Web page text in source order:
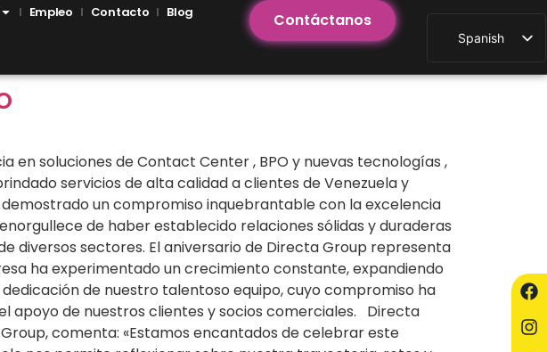
Contáctanos
Spanish
Empleo Contacto Blog
soluciones de Contact Center , BPO y nuevas tecnologías ,
servicios de alta calidad a clientes de Venezuela y
un compromiso inquebrantable con la excelencia
de haber establecido relaciones sólidas y duraderas
diversos sectores. El aniversario de Directa Group representa
ha experimentado un crecimiento constante, expandiendo
de nuestro talentoso equipo, cuyo compromiso ha
apoyo de nuestros clientes y socios comerciales. Directa
comenta: «Estamos encantados de celebrar este